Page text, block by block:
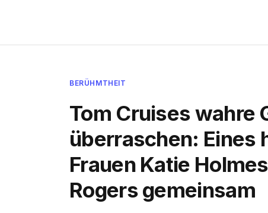
BERÜHMTHEIT
Tom Cruises wahre
überraschen: Eines
Frauen Katie
Rogers gemeinsam